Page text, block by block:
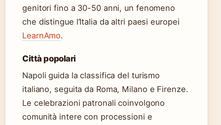
genitori fino a 30-50 anni, un fenomeno
che distingue l’Italia da altri paesi europei
LearnAmo.
Città popolari
Napoli guida la classifica del turismo
italiano, seguita da Roma, Milano e Firenze.
Le celebrazioni patronali coinvolgono
comunità intere con processioni e